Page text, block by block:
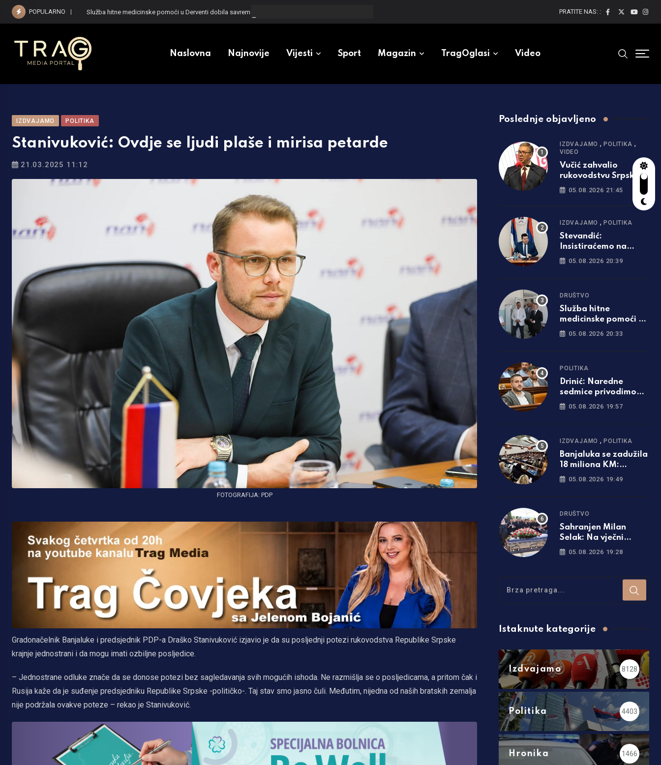
Skip
POPULARNO Služba hitne medicinske pomoći u Derventi dobila savremeno opremljen prostor PRATITE NAS: :
Naslovna Najnovije Vijesti Sport Magazin TragOglasi Video
IZDVAJAMO POLITIKA
Stanivuković: Ovdje se ljudi plaše i mirisa petarde
21.03.2025 11:12
FOTOGRAFIJA: PDP
Gradonačelnik Banjaluke i predsjednik PDP-a Draško Stanivuković izjavio je da su posljednji potezi rukovodstva Republike Srpske
krajnje jednostrani i da mogu imati ozbiljne posljedice.
– Jednostrane odluke znače da se donose potezi bez sagledavanja svih mogućih ishoda. Ne razmišlja se o posljedicama, a pritom čak i
Rusija kaže da je suđenje predsjedniku Republike Srpske -političko-. Taj stav smo jasno čuli. Međutim, nijedna od naših bratskih zemalja
nije podržala ovakve poteze – rekao je Stanivuković.
Poslednje objavljeno
IZDVAJAMO ,POLITIKA ,
VIDEO
Vučić zahvalio
rukovodstvu Srpske:
Uvek ste uz Srbiju
05.08.2026 21:45
IZDVAJAMO ,POLITIKA
Stevandić:
Insistiraćemo na
poništavanju svih
predstavnika
05.08.2026 20:39
DRUŠTVO
Služba hitne
medicinske pomoći u
Derventi dobila
prostor
05.08.2026 20:33
POLITIKA
Drinić: Naredne
sedmice privodimo
kraju Tunjice 1 i 2
05.08.2026 19:57
IZDVAJAMO ,POLITIKA
Banjaluka se zadužila
18 miliona KM:
Poznato šta će biti sa
05.08.2026 19:49
DRUŠTVO
Sahranjen Milan
Selak: Na vječni
počinak ga ispratio
05.08.2026 19:28
Istaknute kategorije
Izdvajamo 8128
Politika 4403
Hronika 1466